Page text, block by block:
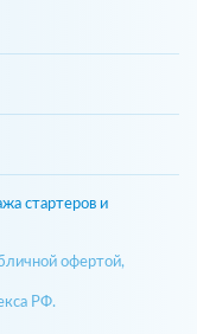
стартеров и
офертой,
РФ.